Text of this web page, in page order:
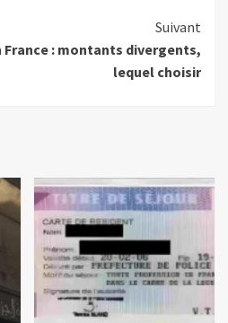
Suivant
France : montants divergents,
lequel choisir